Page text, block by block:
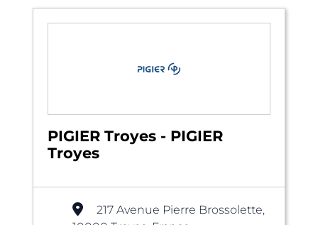
PIGIER Troyes - PIGIER
Troyes
217 Avenue Pierre Brossolette,